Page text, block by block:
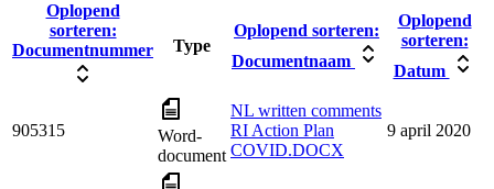
Oplopend
sorteren:
Documentnummer
Type
Oplopend sorteren:
Documentnaam
Oplopend
sorteren:
Datum
905315
Word-
document
NL written comments
RI Action Plan
COVID.DOCX
9 april 2020